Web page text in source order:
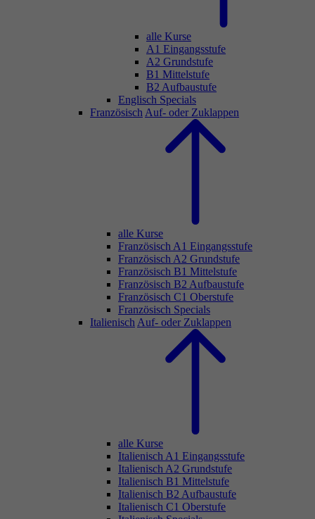
alle Kurse
A1 Eingangsstufe
A2 Grundstufe
B1 Mittelstufe
B2 Aufbaustufe
Englisch Specials
Französisch Auf- oder Zuklappen
alle Kurse
Französisch A1 Eingangsstufe
Französisch A2 Grundstufe
Französisch B1 Mittelstufe
Französisch B2 Aufbaustufe
Französisch C1 Oberstufe
Französisch Specials
Italienisch Auf- oder Zuklappen
alle Kurse
Italienisch A1 Eingangsstufe
Italienisch A2 Grundstufe
Italienisch B1 Mittelstufe
Italienisch B2 Aufbaustufe
Italienisch C1 Oberstufe